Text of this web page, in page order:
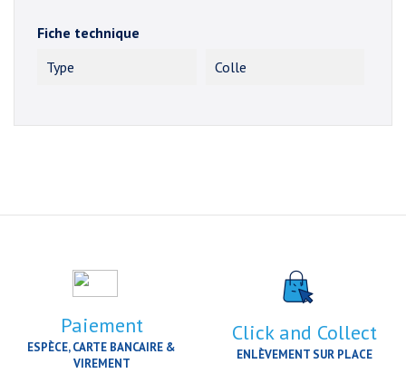
Fiche technique
Type
Colle
Paiement
ESPÈCE, CARTE BANCAIRE &
VIREMENT
Click and Collect
ENLÈVEMENT SUR PLACE